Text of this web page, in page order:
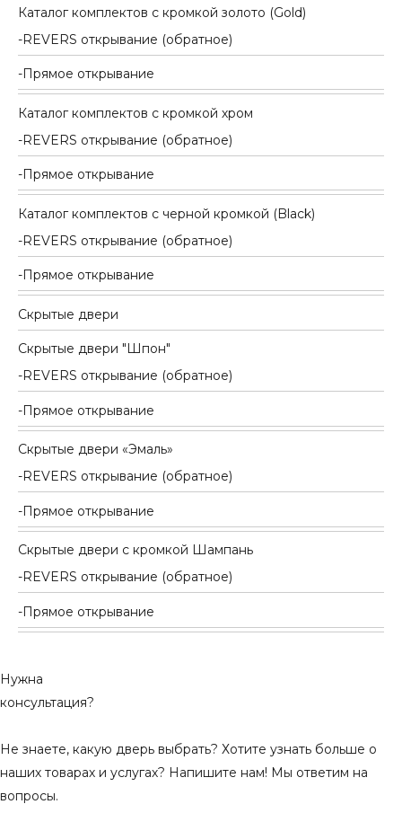
Каталог комплектов c кромкой золото (Gold)
REVERS открывание (обратное)
Прямое открывание
Каталог комплектов c кромкой хром
REVERS открывание (обратное)
Прямое открывание
Каталог комплектов c черной кромкой (Black)
REVERS открывание (обратное)
Прямое открывание
Скрытые двери
Скрытые двери "Шпон"
REVERS открывание (обратное)
Прямое открывание
Скрытые двери «Эмаль»
REVERS открывание (обратное)
Прямое открывание
Скрытые двери с кромкой Шампань
REVERS открывание (обратное)
Прямое открывание
Нужна
консультация?
Не знаете, какую дверь выбрать? Хотите узнать больше о
наших товарах и услугах? Напишите нам! Мы ответим на
вопросы.